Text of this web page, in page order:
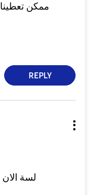
ممكن
REPLY
لسة